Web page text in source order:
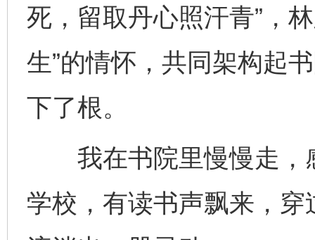
死，留取丹心照汗青”，
生”的情怀，共同架构起
下了根。
我在书院里慢慢走，
学校，有读书声飘来，